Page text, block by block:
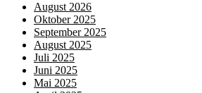
August 2026
Oktober 2025
September 2025
August 2025
Juli 2025
Juni 2025
Mai 2025